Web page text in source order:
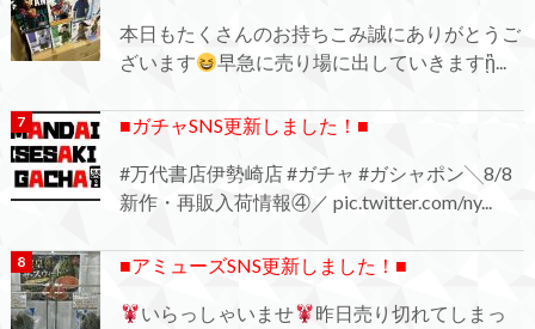
本日もたくさんのお持ちこみ誠にありがとうご
ざいます
早急に売り場に出していきますᾒ...
■ガチャSNS更新しました！■
#万代書店伊勢崎店 #ガチャ #ガシャポン╲8/8
新作・再販入荷情報④／ pic.twitter.com/ny...
■アミューズSNS更新しました！■
いらっしゃいませ
昨日売り切れてしまっ